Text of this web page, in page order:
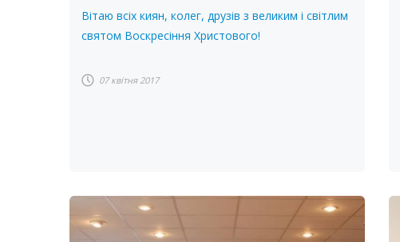
Вітаю всіх киян, колег, друзів з великим і світлим
святом Воскресіння Христового!
07 квітня 2017